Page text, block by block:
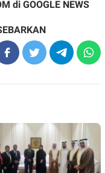
di GOOGLE NEWS